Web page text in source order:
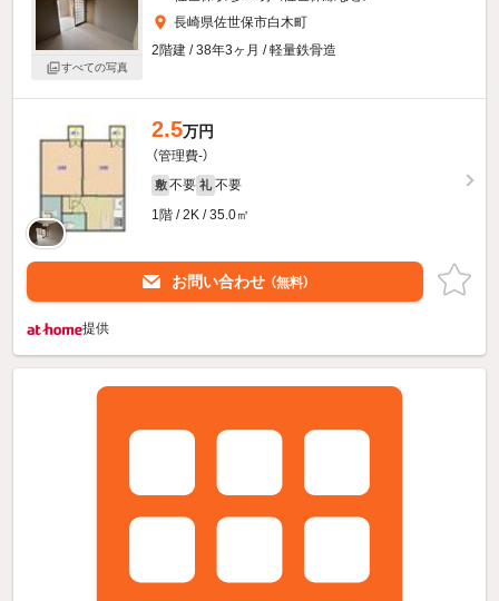
すべての写真
長崎県佐世保市白木町
2階建 / 38年3ヶ月 / 軽量鉄骨造
2.5万円
（管理費-）
敷 不要 礼 不要
1階 / 2K / 35.0㎡
お問い合わせ （無料）
提供